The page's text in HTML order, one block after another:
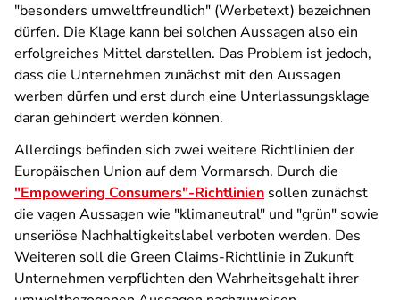
"besonders umweltfreundlich" (Werbetext) bezeichnen
dürfen. Die Klage kann bei solchen Aussagen also ein
erfolgreiches Mittel darstellen. Das Problem ist jedoch,
dass die Unternehmen zunächst mit den Aussagen
werben dürfen und erst durch eine Unterlassungsklage
daran gehindert werden können.
Allerdings befinden sich zwei weitere Richtlinien der
Europäischen Union auf dem Vormarsch. Durch die
"Empowering Consumers"-Richtlinien sollen zunächst
die vagen Aussagen wie "klimaneutral" und "grün" sowie
unseriöse Nachhaltigkeitslabel verboten werden. Des
Weiteren soll die Green Claims-Richtlinie in Zukunft
Unternehmen verpflichten den Wahrheitsgehalt ihrer